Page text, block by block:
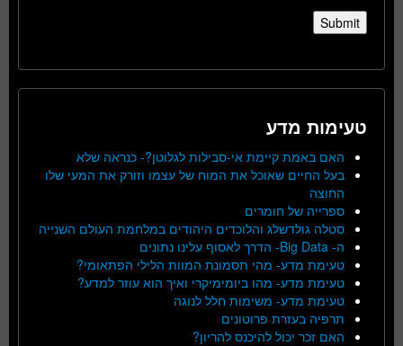
טעימות מדע
האם באמת קיימת אי-סבילות לגלוטן?- כנראה שלא
בעל החיים שאוכל את המוח של עצמו וזורק את המעי שלו
החוצה
ספרייה של חומרים
סטלה גולדשלג והלוכדים היהודים במלחמת העולם השנייה
ה- Big Data- הדרך לאסוף עלינו נתונים
טעימת מדע- מהי תסמונת המוות הלילי הפתאומי?
טעימת מדע- מהו ביומימיקרי ואיך הוא עוזר למדע?
טעימת מדע- משימות חלל לנוגה
תרפיה בעזרת פרוטונים
האם זכר יכול להיכנס להריון?